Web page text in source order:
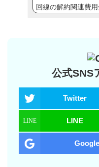
回線の解約関連費
公式SNS
Twitter
LINE